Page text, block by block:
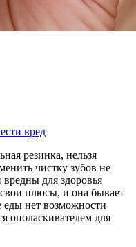
вред
резинка, нельзя
чистку зубов не
для здоровья
плюсы, и она бывает
еды нет возможности
ополаскивателем для